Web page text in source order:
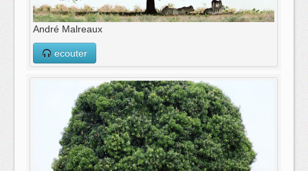
André Malreaux
ecouter